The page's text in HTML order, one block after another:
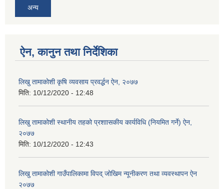
अन्य
ऐन, कानुन तथा निर्देशिका
लिखु तामाकोशी कृषि व्यवसाय प्रवर्द्धन ऐन, २०७७
मिति: 10/12/2020 - 12:48
लिखु तामाकोशी स्थानीय तहको प्रशाासकीय कार्यविधि (नियमित गर्ने) ऐन,
२०७७
मिति: 10/12/2020 - 12:43
लिखु तामाकोशी गाउँपालिकामा विपद् जोखिम न्यूनीकरण तथा व्यवस्थापन ऐन
२०७७